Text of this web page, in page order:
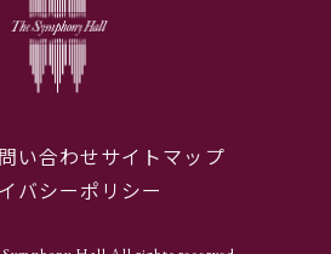
い合わせサイトマップ
バシーポリシー